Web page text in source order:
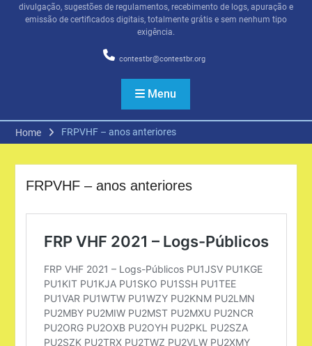
divulgação, sugestões de regulamentos, recebimento de logs, apuração e
emissão de certificados digitais, totalmente grátis e sem nenhum tipo
exigência.
contestbr@contestbr.org
Menu
Home FRPVHF – anos anteriores
FRPVHF – anos anteriores